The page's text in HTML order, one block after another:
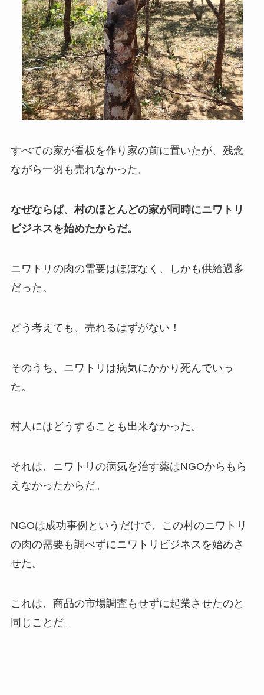
すべての家が看板を作り家の前に置いたが、残念
ながら一羽も売れなかった。
なぜならば、村のほとんどの家が同時にニワトリ
ビジネスを始めたからだ。
ニワトリの肉の需要はほぼなく、しかも供給過多
だった。
どう考えても、売れるはずがない！
そのうち、ニワトリは病気にかかり死んでいっ
た。
村人にはどうすることも出来なかった。
それは、ニワトリの病気を治す薬はNGOからもら
えなかったからだ。
NGOは成功事例というだけで、この村のニワトリ
の肉の需要も調べずにニワトリビジネスを始めさ
せた。
これは、商品の市場調査もせずに起業させたのと
同じことだ。